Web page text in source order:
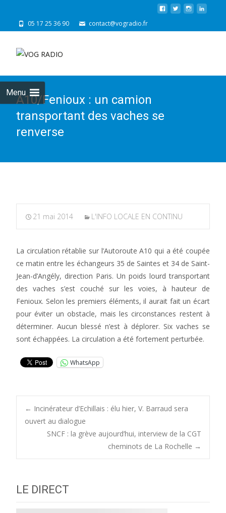
05 17 25 36 90 contact@vogradio.fr
Menu
A10/Fenioux : un camion
transportant des vaches se
renverse
21 mai 2014 L'INFO LOCALE EN CONTINU
La circulation rétablie sur l’Autoroute A10 qui a été coupée
ce matin entre les échangeurs 35 de Saintes et 34 de Saint-
Jean-d’Angély, direction Paris. Un poids lourd transportant
des vaches s’est couché sur les voies, à hauteur de
Fenioux. Selon les premiers éléments, il aurait fait un écart
pour éviter un obstacle, mais les circonstances restent à
déterminer. Aucun blessé n’est à déplorer. Six vaches se
sont échappées. La circulation a été fortement perturbée.
WhatsApp
Post
navigation
← Incinérateur d’Echillais : élu hier, V. Barraud sera
ouvert au dialogue
SNCF : la grève aujourd’hui, interview de la CGT
cheminots de La Rochelle →
LE DIRECT